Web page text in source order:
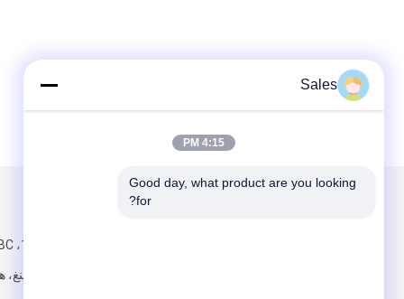
شارع ووكسينغ،
Sales
4:15 PM
Good day, what product are you looking
for?